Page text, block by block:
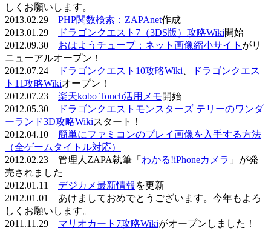
しくお願いします。
2013.02.29 PHP関数検索：ZAPAnet作成
2013.01.29
ドラゴンクエスト7（3DS版）攻略Wiki開始
2012.09.30 おはようチューブ：ネット画像縮小サイト がリ
ニューアルオープン！
2012.07.24
ドラゴンクエスト10攻略Wiki
ドラゴンクエス
ト11攻略Wikiオープン！
2012.07.23 楽天kobo Touch活用メモ開始
2012.05.30
ドラゴンクエストモンスターズ テリーのワンダ
ーランド3D攻略Wikiスタート！
2012.04.10 簡単にファミコンのプレイ画像を入手する方法
（全ゲームタイトル対応）
2012.02.23 管理人ZAPA執筆「 わかる!iPhoneカメラ 」が発
売されました
2012.01.11 デジカメ最新情報 を更新
2012.01.01 あけましておめでとうございます。今年もよろ
しくお願いします。
2011.11.29 マリオカート7攻略Wikiがオープンしました！